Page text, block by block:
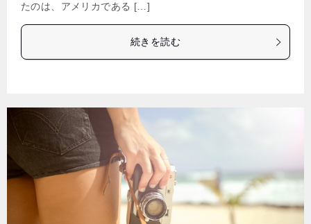
たのは、アメリカである […]
続きを読む